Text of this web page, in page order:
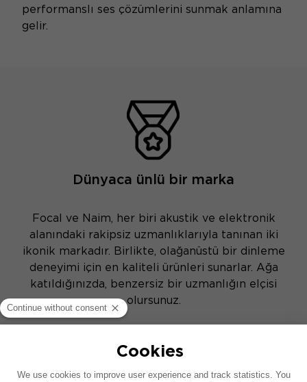
performanslı ses çözümlerini sunmak anlamına
gelir.
Dünyaca ünlü bir marka
Focal ve Naim, her biri akustik ve elektronik
alanındaki rakipsiz uzmanlıklarıyla tanınan iki
ikonik markadır. Birlikte, olağanüstü bir dinleme
deneyimi için en kaliteli ürünleri sunarlar. Ağa
katıldığınızda, benzersiz bir uzmanlığın elçisi
olursunuz.